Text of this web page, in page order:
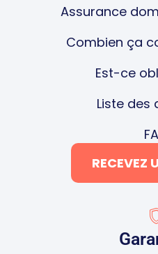
Assurance
Combien ça
Est-ce
Liste des
RECEVEZ